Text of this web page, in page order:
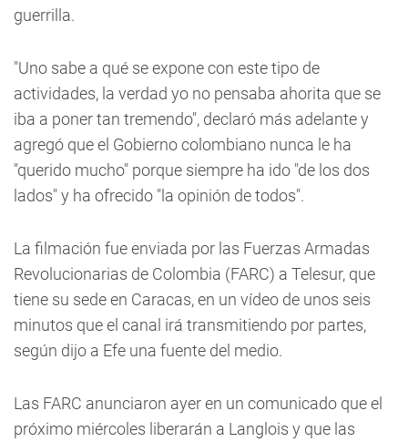
guerrilla.
"Uno sabe a qué se expone con este tipo de
actividades, la verdad yo no pensaba ahorita que se
iba a poner tan tremendo", declaró más adelante y
agregó que el Gobierno colombiano nunca le ha
"querido mucho" porque siempre ha ido "de los dos
lados" y ha ofrecido "la opinión de todos".
La filmación fue enviada por las Fuerzas Armadas
Revolucionarias de Colombia (FARC) a Telesur, que
tiene su sede en Caracas, en un vídeo de unos seis
minutos que el canal irá transmitiendo por partes,
según dijo a Efe una fuente del medio.
Las FARC anunciaron ayer en un comunicado que el
próximo miércoles liberarán a Langlois y que las